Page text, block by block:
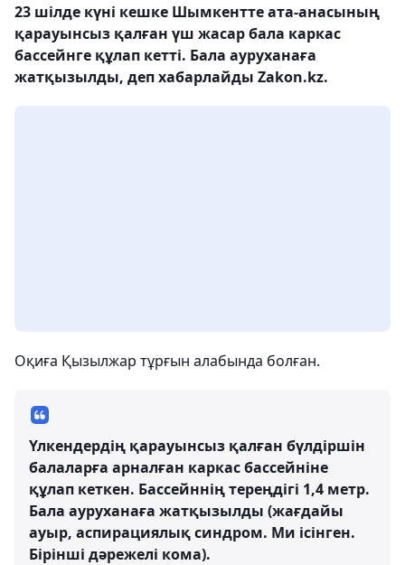
23 шілде күні кешке Шымкентте ата-анасының
қарауынсыз қалған үш жасар бала каркас
бассейнге құлап кетті. Бала ауруханаға
жатқызылды, деп хабарлайды Zakon.kz.
Оқиға Қызылжар тұрғын алабында болған.
Үлкендердің қарауынсыз қалған бүлдіршін
балаларға арналған каркас бассейніне
құлап кеткен. Бассейннің тереңдігі 1,4 метр.
Бала ауруханаға жатқызылды (жағдайы
ауыр, аспирациялық синдром. Ми ісінген.
Бірінші дәрежелі кома).